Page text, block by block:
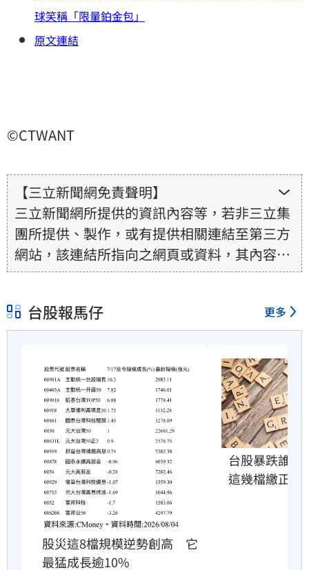
球笑稱「限量鉑金包」
原文連結
©CTWANT
【三立新聞網免責聲明】
三立新聞網所提供的資訊內容等，若非三立集
團所提供、製作，或有提供相關連結至第三方
網站，該連結所指向之網頁或資料，其內容均
為所連結網站提供，相關權利均為該網站、內
其真實性、正確性、即時性、完整性或合法
性。三立新聞網所提供的資訊內容，若其著作
權不屬於三立集團所有，使用者未取得內容提
供者（著作權人）許可之前，亦不得擅自轉
貼、重製、變更、散布，否則概由使用者自負
全責。
台股報馬仔 更多
股災這8檔規模逆勢創高　它
最猛成長逾10%
台股暴跌誰最
這幾檔繳正報